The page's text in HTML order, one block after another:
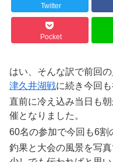
Twitter
Pocket
はい、そんな訳で前回の
津久井湖戦に続き今回
直前に冷え込み当日も
催となりました。
60名の参加で今回も6割
釣果と大会の風景を写